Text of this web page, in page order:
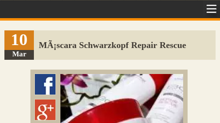
Sugerir Link
Adicionar Blog
Colmeia Exchange
Perguntas Frequentes
10
Mar
MÃ¡scara Schwarzkopf Repair Rescue